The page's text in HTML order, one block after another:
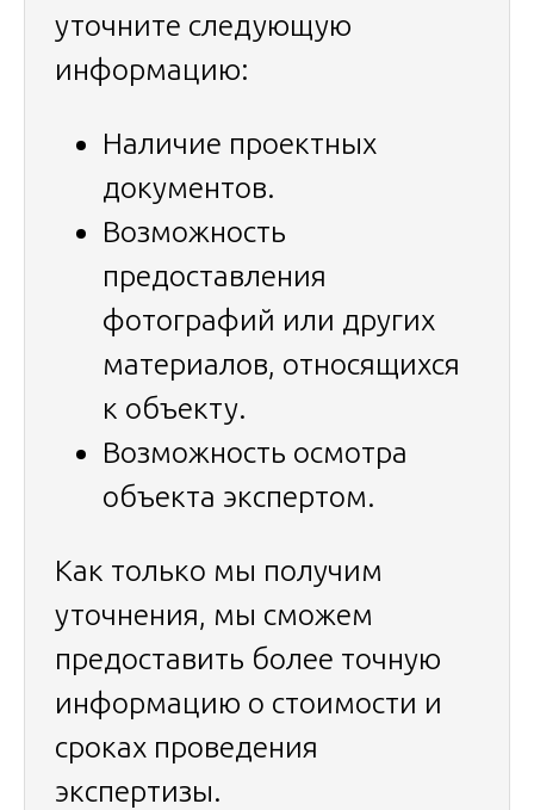
уточните следующую
информацию:
Наличие проектных
документов.
Возможность
предоставления
фотографий или других
материалов, относящихся
к объекту.
Возможность осмотра
объекта экспертом.
Как только мы получим
уточнения, мы сможем
предоставить более точную
информацию о стоимости и
сроках проведения
экспертизы.